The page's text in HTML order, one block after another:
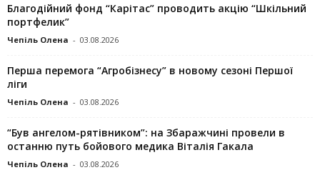
Благодійний фонд “Карітас” проводить акцію “Шкільний
портфелик”
Чепіль Олена - 03.08.2026
Перша перемога “Агробізнесу” в новому сезоні Першої
ліги
Чепіль Олена - 03.08.2026
“Був ангелом-рятівником”: на Збаражчині провели в
останню путь бойового медика Віталія Гакала
Чепіль Олена - 03.08.2026